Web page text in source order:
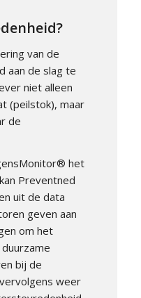
van de
aan de slag te
niet alleen
(peilstok), maar
de
het
Preventned
uit de data
geven aan
om het
bij de
weer